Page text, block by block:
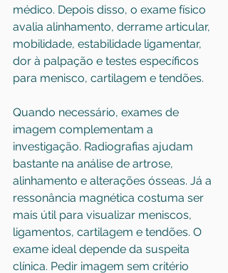
médico. Depois disso, o exame físico
avalia alinhamento, derrame articular,
mobilidade, estabilidade ligamentar,
dor à palpação e testes específicos
para menisco, cartilagem e tendões.
Quando necessário, exames de
imagem complementam a
investigação. Radiografias ajudam
bastante na análise de artrose,
alinhamento e alterações ósseas. Já a
ressonância magnética costuma ser
mais útil para visualizar meniscos,
ligamentos, cartilagem e tendões. O
exame ideal depende da suspeita
clínica. Pedir imagem sem critério